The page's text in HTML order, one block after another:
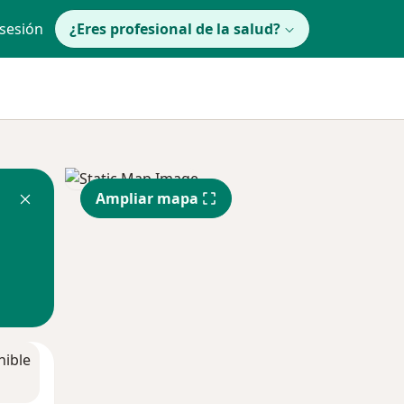
¿Eres profesional de la salud?
Ampliar mapa